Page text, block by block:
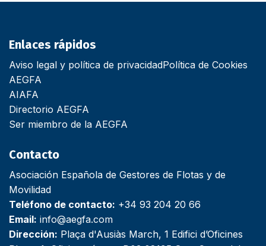
Enlaces rápidos
Aviso legal y política de privacidadPolítica de Cookies
AEGFA
AIAFA
Directorio AEGFA
Ser miembro de la AEGFA
Contacto
Asociación Española de Gestores de Flotas y de
Movilidad
Teléfono de contacto: +34 93 204 20 66
Email: info@aegfa.com
Dirección: Plaça d'Ausiàs March, 1 Edifici d’Oficines